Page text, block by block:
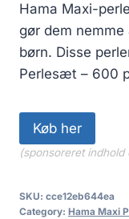
Hama Maxi-
gør dem
børn. Disse
Perlesæt – 600
Køb her
(sponsoreret
SKU: cce12eb644ea
Category: Hama Maxi